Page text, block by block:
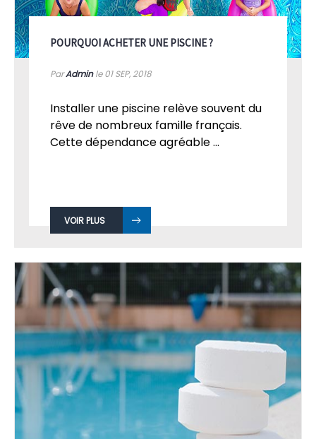
POURQUOI ACHETER UNE PISCINE ?
ParAdminle 01SEP, 2018
Installer une piscine relève souvent du
rêve de nombreux famille français.
Cette dépendance agréable ...
VOIR PLUS